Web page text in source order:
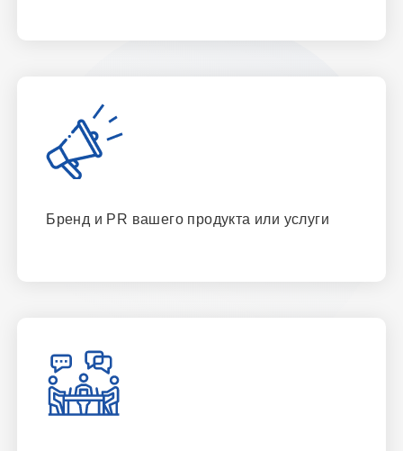
Бренд и PR вашего продукта или услуги